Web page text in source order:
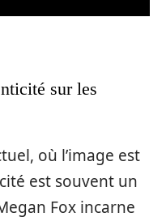
sur les
où l’image est
est souvent un
Fox incarne